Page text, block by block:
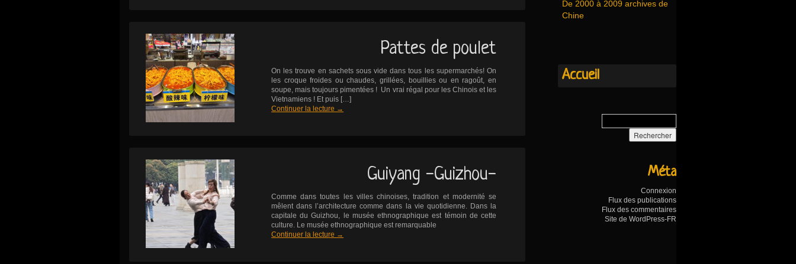
Pattes de poulet
On les trouve en sachets sous vide dans tous les supermarchés! On
les croque froides ou chaudes, grillées, bouillies ou en ragoût, en
soupe, mais toujours pimentées ! Un vrai régal pour les Chinois et les
Vietnamiens ! Et puis […]
Continuer la lecture →
Guiyang -Guizhou-
Comme dans toutes les villes chinoises, tradition et modernité se
mêlent dans l’architecture comme dans la vie quotidienne. Dans la
capitale du Guizhou, le musée ethnographique est témoin de cette
culture. Le musée ethnographique est remarquable
Continuer la lecture →
De 2000 à 2009 archives de
Chine
Accueil
Méta
Connexion
Flux des publications
Flux des commentaires
Site de WordPress-FR